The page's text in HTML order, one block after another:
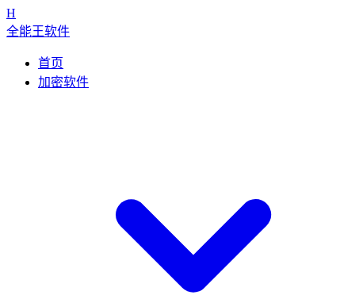
H
全能王软件
首页
加密软件